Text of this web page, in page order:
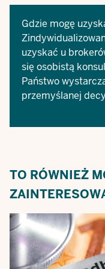
Gdzie mogę
uzyskać u
się osobistą
Państwo
przemyślanej
TO RÓWNIEŻ